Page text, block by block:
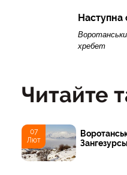
Наступна
хребет
Читайте
07
Лют